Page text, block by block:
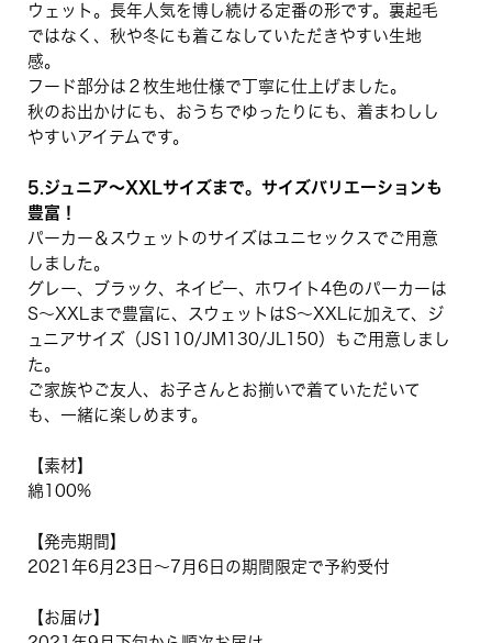
ウェット。長年人気を博し続ける定番の形です。裏起毛
ではなく、秋や冬にも着こなしていただきやすい生地
感。
フード部分は２枚生地仕様で丁寧に仕上げました。
秋のお出かけにも、おうちでゆったりにも、着まわしし
やすいアイテムです。
5.ジュニア〜XXLサイズまで。サイズバリエーションも
豊富！
パーカー＆スウェットのサイズはユニセックスでご用意
しました。
グレー、ブラック、ネイビー、ホワイト4色のパーカーは
S〜XXLまで豊富に、スウェットはS〜XXLに加えて、ジ
ュニアサイズ（JS110/JM130/JL150）もご用意しまし
た。
ご家族やご友人、お子さんとお揃いで着ていただいて
も、一緒に楽しめます。
【素材】
綿100%
【発売期間】
2021年6月23日〜7月6日の期間限定で予約受付
【お届け】